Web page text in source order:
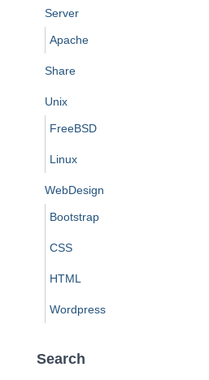
Server
Apache
Share
Unix
FreeBSD
Linux
WebDesign
Bootstrap
CSS
HTML
Wordpress
Search